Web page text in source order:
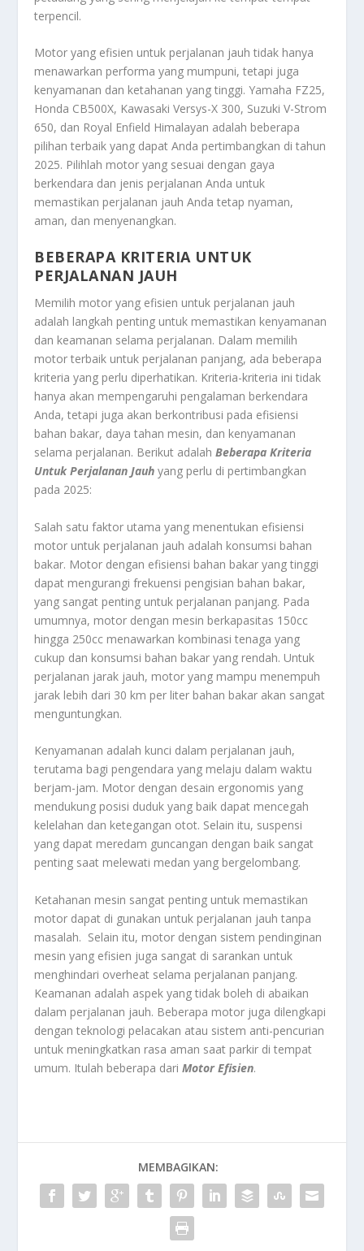
terpencil.
Motor yang efisien untuk perjalanan jauh tidak hanya
menawarkan performa yang mumpuni, tetapi juga
kenyamanan dan ketahanan yang tinggi. Yamaha FZ25,
Honda CB500X, Kawasaki Versys-X 300, Suzuki V-Strom
650, dan Royal Enfield Himalayan adalah beberapa
pilihan terbaik yang dapat Anda pertimbangkan di tahun
2025. Pilihlah motor yang sesuai dengan gaya
berkendara dan jenis perjalanan Anda untuk
memastikan perjalanan jauh Anda tetap nyaman,
aman, dan menyenangkan.
BEBERAPA KRITERIA UNTUK
PERJALANAN JAUH
Memilih motor yang efisien untuk perjalanan jauh
adalah langkah penting untuk memastikan kenyamanan
dan keamanan selama perjalanan. Dalam memilih
motor terbaik untuk perjalanan panjang, ada beberapa
kriteria yang perlu diperhatikan. Kriteria-kriteria ini tidak
hanya akan mempengaruhi pengalaman berkendara
Anda, tetapi juga akan berkontribusi pada efisiensi
bahan bakar, daya tahan mesin, dan kenyamanan
selama perjalanan. Berikut adalahBeberapa Kriteria
Untuk Perjalanan Jauh yang perlu di pertimbangkan
pada 2025:
Salah satu faktor utama yang menentukan efisiensi
motor untuk perjalanan jauh adalah konsumsi bahan
bakar. Motor dengan efisiensi bahan bakar yang tinggi
dapat mengurangi frekuensi pengisian bahan bakar,
yang sangat penting untuk perjalanan panjang. Pada
umumnya, motor dengan mesin berkapasitas 150cc
hingga 250cc menawarkan kombinasi tenaga yang
cukup dan konsumsi bahan bakar yang rendah. Untuk
perjalanan jarak jauh, motor yang mampu menempuh
jarak lebih dari 30 km per liter bahan bakar akan sangat
menguntungkan.
Kenyamanan adalah kunci dalam perjalanan jauh,
terutama bagi pengendara yang melaju dalam waktu
berjam-jam. Motor dengan desain ergonomis yang
mendukung posisi duduk yang baik dapat mencegah
kelelahan dan ketegangan otot. Selain itu, suspensi
yang dapat meredam guncangan dengan baik sangat
penting saat melewati medan yang bergelombang.
Ketahanan mesin sangat penting untuk memastikan
motor dapat di gunakan untuk perjalanan jauh tanpa
masalah. Selain itu, motor dengan sistem pendinginan
mesin yang efisien juga sangat di sarankan untuk
menghindari overheat selama perjalanan panjang.
Keamanan adalah aspek yang tidak boleh di abaikan
dalam perjalanan jauh. Beberapa motor juga dilengkapi
dengan teknologi pelacakan atau sistem anti-pencurian
untuk meningkatkan rasa aman saat parkir di tempat
umum. Itulah beberapa dariMotor Efisien.
MEMBAGIKAN: